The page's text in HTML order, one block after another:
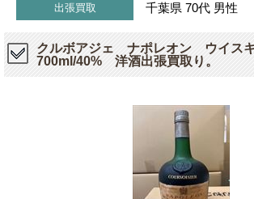
出張買取 千葉県 70代 男性
クルボアジェ ナポレオン ウイス
700ml/40% 洋酒出張買取り。